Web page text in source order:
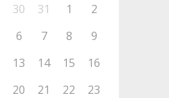
30 31 1
2
6 7 8
9
13 14 15
16
20 21 22
23